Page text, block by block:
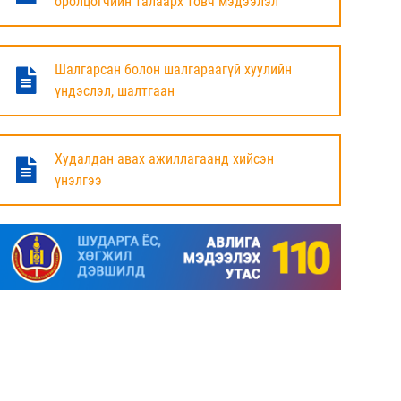
ХҮЛЭЭЛЦЭЖ БАЙНА
6 сар
МАЛ ТООЛЛОГЫН НЭГДСЭН ДҮНГ
ТАНИЛЦУУЛЛАА.
6 сар
НИЙСЛЭЛИЙН ИРГЭДИЙН
ТӨЛӨӨЛӨГЧДИЙН ХУРЛЫН ДАРГА, ЗАСАГ
ДАРГА НАРТАЙ ЦАХИМ УУЛЗАЛТ ХИЙЖ
БАЙНА
Шалгарсан болон шалгараагүй хуулийн
үндэслэл, шалтгаан
Худалдан авах ажиллагаанд хийсэн
үнэлгээ